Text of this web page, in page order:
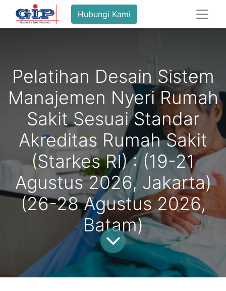
Hubungi Kami
Pelatihan Desain Sistem
Manajemen Nyeri Rumah
Sakit Sesuai Standar
Akreditas Rumah Sakit
(Starkes RI) : (19-21
Agustus 2026, Jakarta)
(26-28 Agustus 2026,
Batam)